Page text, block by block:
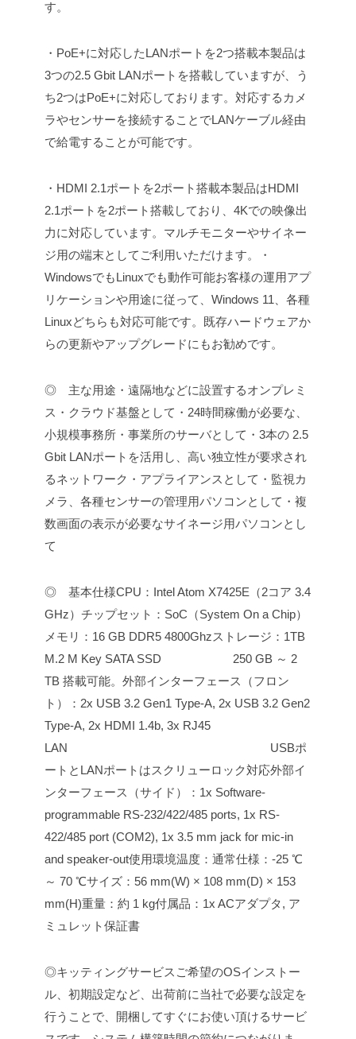
す。
・PoE+に対応したLANポートを2つ搭載本製品は
3つの2.5 Gbit LANポートを搭載していますが、う
ち2つはPoE+に対応しております。対応するカメ
ラやセンサーを接続することでLANケーブル経由
で給電することが可能です。
・HDMI 2.1ポートを2ポート搭載本製品はHDMI
2.1ポートを2ポート搭載しており、4Kでの映像出
力に対応しています。マルチモニターやサイネー
ジ用の端末としてご利用いただけます。
・
WindowsでもLinuxでも動作可能お客様の運用アプ
リケーションや用途に従って、Windows 11、各種
Linuxどちらも対応可能です。既存ハードウェアか
らの更新やアップグレードにもお勧めです。
◎ 主な用途 ・遠隔地などに設置するオンプレミ
ス・クラウド基盤として ・24時間稼働が必要な、
小規模事務所・事業所のサーバとして ・3本の 2.5
Gbit LANポートを活用し、高い独立性が要求され
るネットワーク・アプライアンスとして ・監視カ
メラ、各種センサーの管理用パソコンとして ・複
数画面の表示が必要なサイネージ用パソコンとし
て
◎ 基本仕様CPU：Intel Atom X7425E（2コア 3.4
GHz） チップセット：SoC（System On a Chip）
メモリ：16 GB DDR5 4800Ghzストレージ：1TB
M.2 M Key SATA SSD 250 GB ～ 2
TB 搭載可能。 外部インターフェース（フロン
ト）：2x USB 3.2 Gen1 Type-A, 2x USB 3.2 Gen2
Type-A, 2x HDMI 1.4b, 3x RJ45
LAN USBポ
ートとLANポートはスクリューロック対応外部イ
ンターフェース（サイド）：1x Software-
programmable RS-232/422/485 ports, 1x RS-
422/485 port (COM2), 1x 3.5 mm jack for mic-in
and speaker-out使用環境温度：通常仕様：-25 ℃
～ 70 ℃サイズ：56 mm(W) × 108 mm(D) × 153
mm(H)重量：約 1 kg付属品：1x ACアダプタ, ア
ミュレット保証書
◎キッティングサービス ご希望のOSインストー
ル、初期設定など、出荷前に当社で必要な設定を
行うことで、開梱してすぐにお使い頂けるサービ